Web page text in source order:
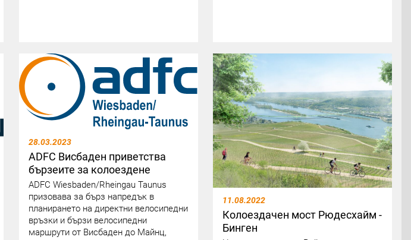
28.03.2023
ADFC Висбаден приветства
бързеите за колоездене
ADFC Wiesbaden/Rheingau Taunus
призовава за бърз напредък в
планирането на директни велосипедни
връзки и бързи велосипедни
маршрути от Висбаден до Майнц,
11.08.2022
Колоездачен мост Рюдесхайм -
Бинген